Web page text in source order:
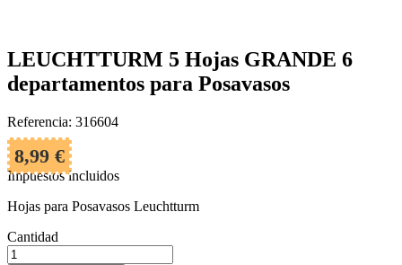
LEUCHTTURM 5 Hojas GRANDE 6
departamentos para Posavasos
Referencia: 316604
8,99 €
Impuestos incluidos
Hojas para Posavasos Leuchtturm
Cantidad